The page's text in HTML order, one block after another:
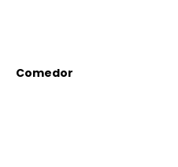
Comedor